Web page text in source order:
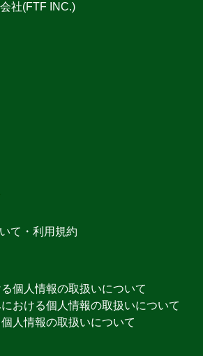
社(FTF INC.)
て・利用規約
個人情報の取扱いについて
おける個人情報の取扱いについて
人情報の取扱いについて